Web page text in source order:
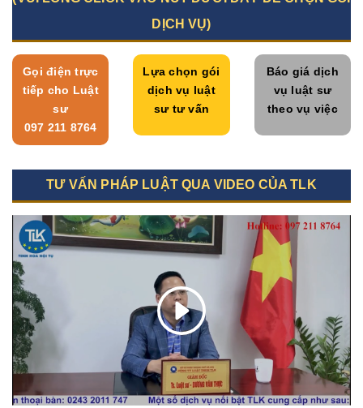
DỊCH VỤ)
Gọi điện trực
tiếp cho Luật
sư
097 211 8764
Lựa chọn gói
dịch vụ luật
sư tư vấn
Báo giá dịch
vụ luật sư
theo vụ việc
TƯ VẤN PHÁP LUẬT QUA VIDEO CỦA TLK